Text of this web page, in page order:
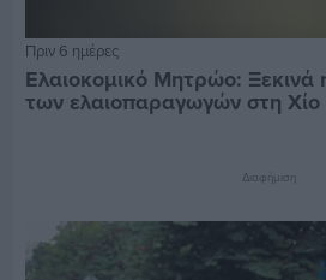
Πριν 6 ημέρες
Ελαιοκομικό Μητρώο: Ξεκινά
των ελαιοπαραγωγών στη Χίο
Διαφήμιση